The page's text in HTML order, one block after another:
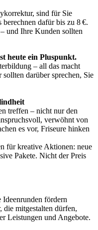
sind für Sie
dafür bis zu 8 €.
und Ihre Kunden sollten
heute ein Pluspunkt.
– all das macht
darüber sprechen, Sie
treffen – nicht nur den
verwöhnt von
es vor, Friseure hinken
für kreative Aktionen: neue
Pakete. Nicht der Preis
fördern
mitgestalten dürfen,
Leistungen und Angebote.